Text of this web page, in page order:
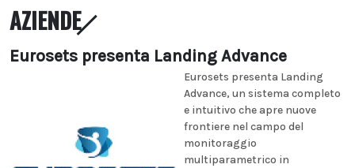
AZIENDE
Eurosets presenta Landing Advance
Eurosets presenta Landing
Advance, un sistema completo
e intuitivo che apre nuove
frontiere nel campo del
monitoraggio
multiparametrico in